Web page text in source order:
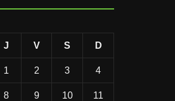
J V S D
1 2 3 4
8 9 10 11